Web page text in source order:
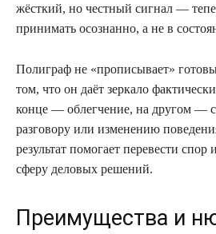
жёсткий, но честный сигнал —
принимать осознанно, а не в
Полиграф не «прописывает»
том, что он даёт зеркало
конце — облегчение, на другом —
разговору или изменению
результат помогает перевести спор
сферу деловых решений.
Преимущества и